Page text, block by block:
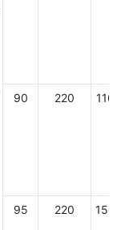
90 220 1100
95 220 1500